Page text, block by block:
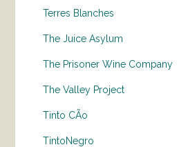
Terres Blanches
The Juice Asylum
The Prisoner Wine Company
The Valley Project
Tinto CÃo
TintoNegro